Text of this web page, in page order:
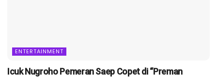
ENTERTAINMENT
Icuk Nugroho Pemeran Saep Copet di “Preman